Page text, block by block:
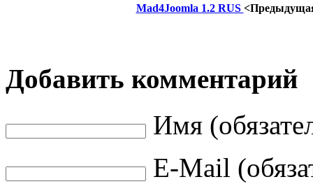
Mad4Joomla 1.2 RUS
Добавить комментарий
Имя
E-Mail